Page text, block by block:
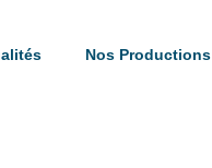
Nos Productions